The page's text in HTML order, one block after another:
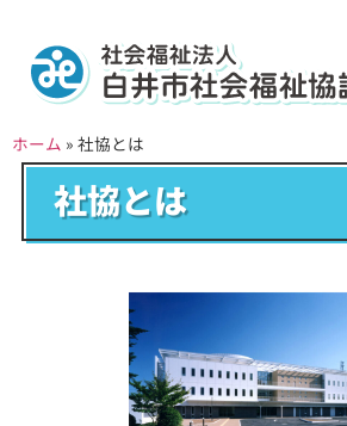
ホーム » 社協とは
社協とは